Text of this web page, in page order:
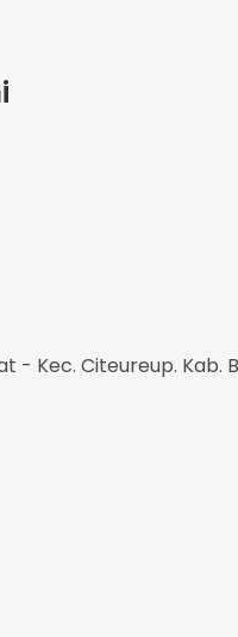
- Kec. Citeureup.